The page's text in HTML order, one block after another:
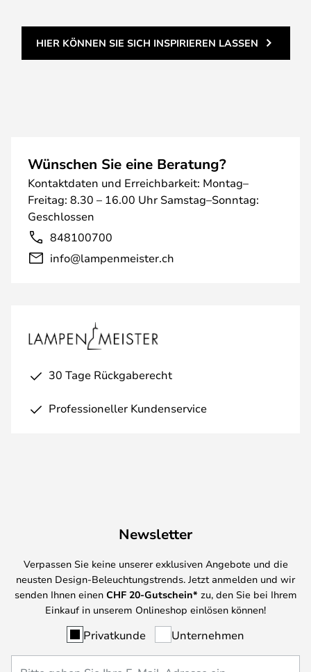
HIER KÖNNEN SIE SICH INSPIRIEREN LASSEN
Wünschen Sie eine Beratung?
Kontaktdaten und Erreichbarkeit: Montag–
Freitag: 8.30 – 16.00 Uhr Samstag–Sonntag:
Geschlossen
848100700
info@lampenmeister.ch
30 Tage Rückgaberecht
Professioneller Kundenservice
Newsletter
Verpassen Sie keine unserer exklusiven Angebote und die
neusten Design-Beleuchtungstrends. Jetzt anmelden und wir
senden Ihnen einen CHF 20-Gutschein* zu, den Sie bei Ihrem
Einkauf in unserem Onlineshop einlösen können!
Privatkunde Unternehmen